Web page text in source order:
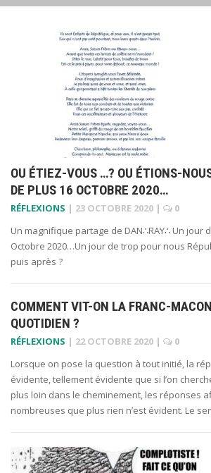
OU ÉTIEZ-VOUS …? OU ÉTIONS-
DE PLUS 16 OCTOBRE 2020…
RÉFLEXIONS | 23 OCTOBRE 2020 |
0
Un magnifique partage de DAN∴RAY∴ Un jour
Octobre 2020…Un jour de trop pour nous
puis après ?
COMMENT VIT-ON LA FRANC-
QUOTIDIEN ?
RÉFLEXIONS | 22 OCTOBRE 2020 |
0
Lorsque on pose la question à tout initié, la
évidente, tellement évidente que si l’on
plus loin dans le cheminement, les réponses
nombreuses que plus rien n’est évident. Le